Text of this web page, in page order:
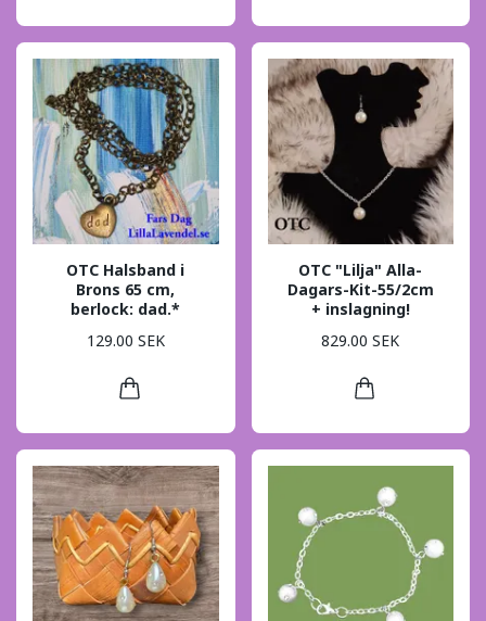
OTC Halsband i
Brons 65 cm,
berlock: dad.*
129.00 SEK
OTC "Lilja" Alla-
Dagars-Kit-55/2cm
+ inslagning!
829.00 SEK